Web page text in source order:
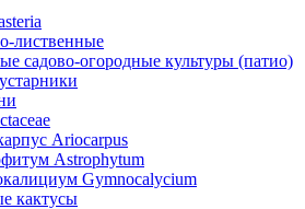
лиственные
садово-огородные культуры (патио)
Ariocarpus
Astrophytum
Gymnocalycium
кактусы